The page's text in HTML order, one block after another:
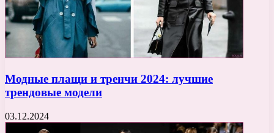
Модные плащи и тренчи 2024: лучшие
трендовые модели
03.12.2024